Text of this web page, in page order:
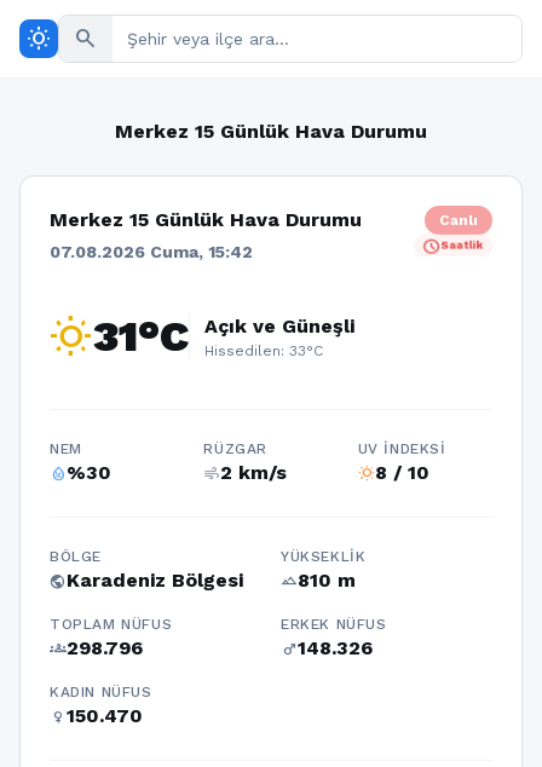
wb_sunny search
Merkez 15 Günlük Hava Durumu
Merkez 15 Günlük Hava Durumu
07.08.2026 Cuma, 15:42
Canlı
scheduleSaatlik
wb_sunny31°C Açık ve Güneşli
Hissedilen: 33°C
NEM
humidity_percentage%30
RÜZGAR
air2 km/s
UV İNDEKSI
wb_sunny8 / 10
BÖLGE
publicKaradeniz Bölgesi
YÜKSEKLIK
terrain810 m
TOPLAM NÜFUS
groups298.796
ERKEK NÜFUS
male148.326
KADIN NÜFUS
female 150.470